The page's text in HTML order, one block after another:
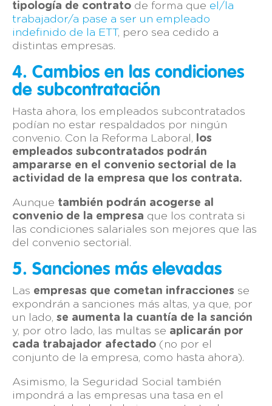
tipología de contrato de forma que el/la
trabajador/a pase a ser un empleado
indefinido de la ETT, pero sea cedido a
distintas empresas.
4. Cambios en las condiciones
de subcontratación
Hasta ahora, los empleados subcontratados
podían no estar respaldados por ningún
convenio. Con la Reforma Laboral, los
empleados subcontratados podrán
ampararse en el convenio sectorial de la
actividad de la empresa que los contrata.
Aunque también podrán acogerse al
convenio de la empresa que los contrata si
las condiciones salariales son mejores que las
del convenio sectorial.
5. Sanciones más elevadas
Las empresas que cometan infracciones se
expondrán a sanciones más altas, ya que, por
un lado, se aumenta la cuantía de la sanción
y, por otro lado, las multas se aplicarán por
cada trabajador afectado (no por el
conjunto de la empresa, como hasta ahora).
Asimismo, la Seguridad Social también
impondrá a las empresas una tasa en el